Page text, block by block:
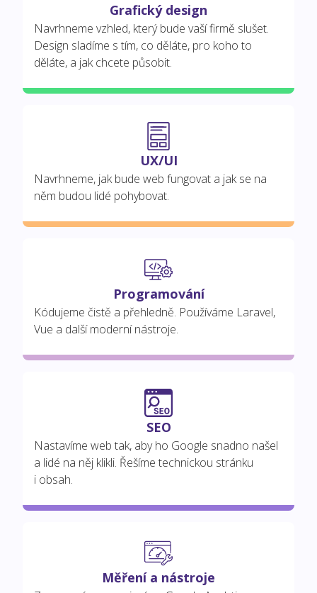
Grafický design
Navrhneme vzhled, který bude vaší firmě slušet.
Design sladíme s tím, co děláte, pro koho to
děláte, a jak chcete působit.
UX/UI
Navrhneme, jak bude web fungovat a jak se na
něm budou lidé pohybovat.
Programování
Kódujeme čistě a přehledně. Používáme Laravel,
Vue a další moderní nástroje.
SEO
Nastavíme web tak, aby ho Google snadno našel
a lidé na něj klikli. Řešíme technickou stránku
i obsah.
Měření a nástroje